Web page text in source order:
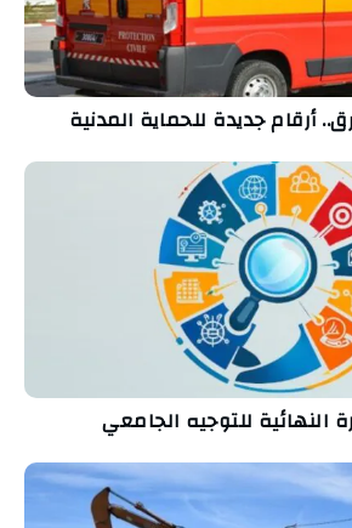
أرقام جديدة للحماية المدنية
النهائية للتوجيه الجامعي